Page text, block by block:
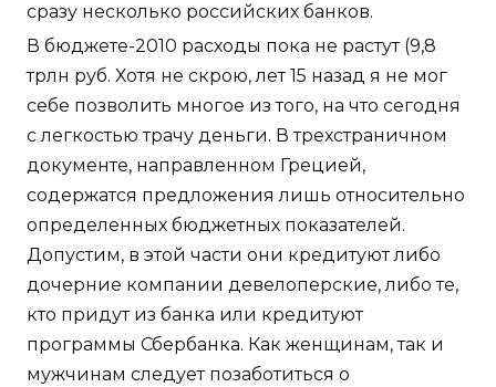
сразу несколько российских банков.
В бюджете-2010 расходы пока не растут (9,8
трлн руб. Хотя не скрою, лет 15 назад я не мог
себе позволить многое из того, на что сегодня
с легкостью трачу деньги. В трехстраничном
документе, направленном Грецией,
содержатся предложения лишь относительно
определенных бюджетных показателей.
Допустим, в этой части они кредитуют либо
дочерние компании девелоперские, либо те,
кто придут из банка или кредитуют
программы Сбербанка. Как женщинам, так и
мужчинам следует позаботиться о